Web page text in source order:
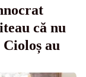
că nu
au